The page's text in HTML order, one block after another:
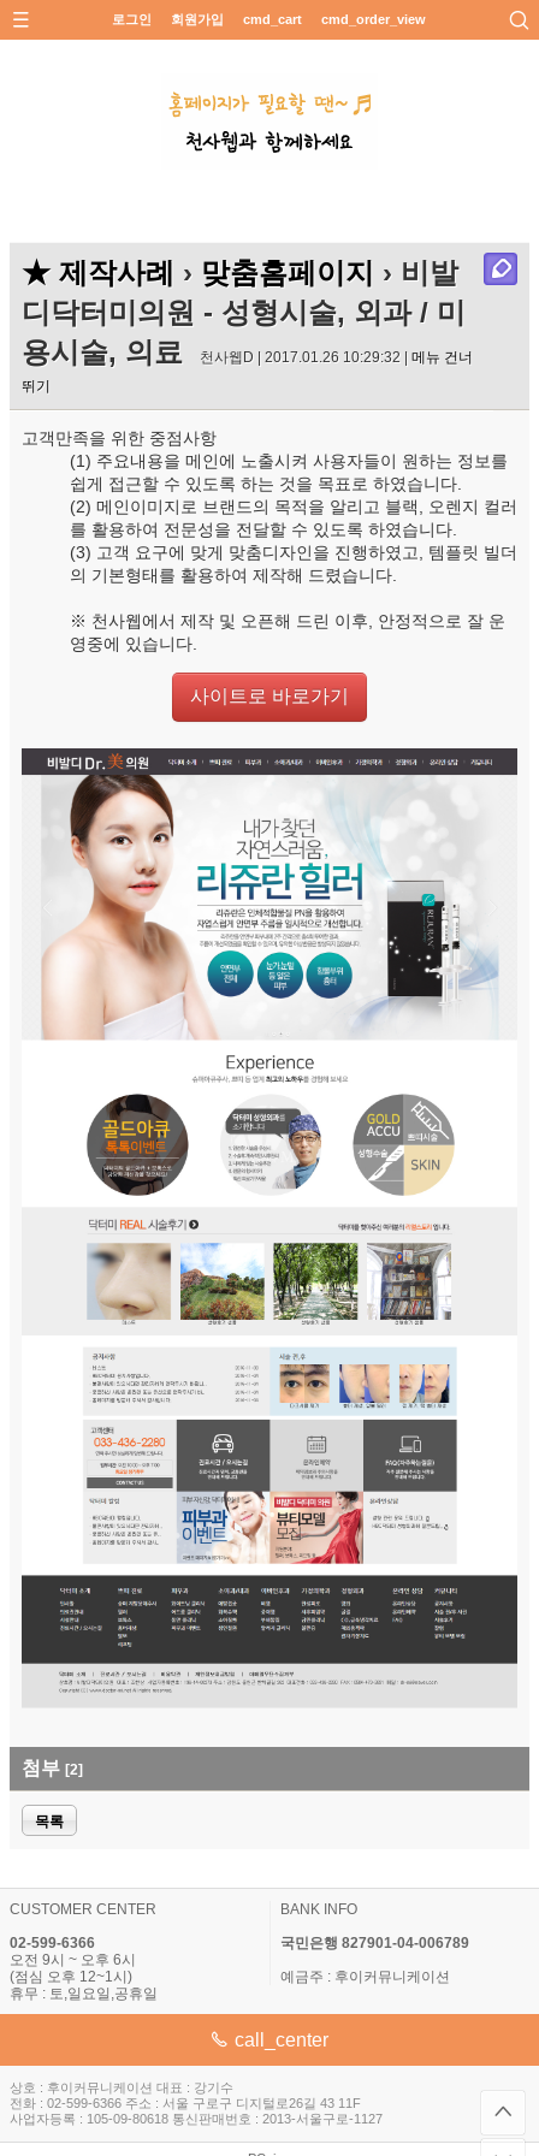
로그인 회원가입 cmd_cart cmd_order_view
★ 제작사례 › 맞춤홈페이지 › 비발
디닥터미의원 - 성형시술, 외과 / 미
용시술, 의료
천사웹D | 2017.01.26 10:29:32 | 메뉴 건너
뛰기
고객만족을 위한 중점사항
(1) 주요내용을 메인에 노출시켜 사용자들이 원하는 정보를
쉽게 접근할 수 있도록 하는 것을 목표로 하였습니다.
(2) 메인이미지로 브랜드의 목적을 알리고 블랙, 오렌지 컬러
를 활용하여 전문성을 전달할 수 있도록 하였습니다.
(3) 고객 요구에 맞게 맞춤디자인을 진행하였고, 템플릿 빌더
의 기본형태를 활용하여 제작해 드렸습니다.
※ 천사웹에서 제작 및 오픈해 드린 이후, 안정적으로 잘 운
영중에 있습니다.
사이트로 바로가기
첨부 [2]
목록
CUSTOMER CENTER
02-599-6366
오전 9시 ~ 오후 6시
(점심 오후 12~1시)
휴무 : 토,일요일,공휴일
BANK INFO
국민은행 827901-04-006789
예금주 : 후이커뮤니케이션
call_center
상호 : 후이커뮤니케이션 대표 : 강기수
전화 : 02-599-6366 주소 : 서울 구로구 디지털로26길 43 11F
사업자등록 : 105-09-80618 통신판매번호 : 2013-서울구로-1127